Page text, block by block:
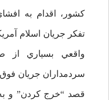
كشور، اقدام به
تفكر جريان اسلام
واقعي بسياري از
سردمداران جريان
قصد “خرج كردن” و به